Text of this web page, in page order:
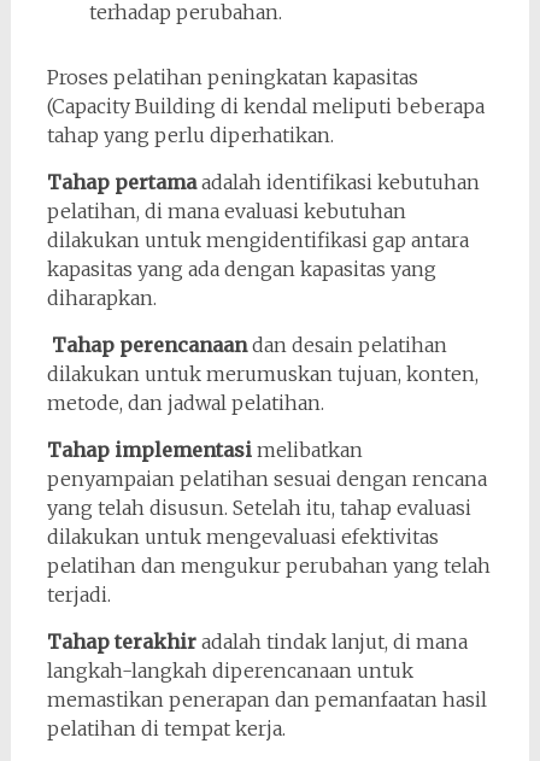
terhadap perubahan.
Proses pelatihan peningkatan kapasitas
(Capacity Building di kendal meliputi beberapa
tahap yang perlu diperhatikan.
Tahap pertamaadalah identifikasi kebutuhan
pelatihan, di mana evaluasi kebutuhan
dilakukan untuk mengidentifikasi gap antara
kapasitas yang ada dengan kapasitas yang
diharapkan.
Tahap perencanaandan desain pelatihan
dilakukan untuk merumuskan tujuan, konten,
metode, dan jadwal pelatihan.
Tahap implementasimelibatkan
penyampaian pelatihan sesuai dengan rencana
yang telah disusun. Setelah itu, tahap evaluasi
dilakukan untuk mengevaluasi efektivitas
pelatihan dan mengukur perubahan yang telah
terjadi.
Tahap terakhiradalah tindak lanjut, di mana
langkah-langkah diperencanaan untuk
memastikan penerapan dan pemanfaatan hasil
pelatihan di tempat kerja.